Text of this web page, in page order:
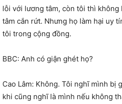
lỗi với lương tâm, còn tôi thì không
tâm cắn rứt. Nhưng họ làm hại uy
tôi trong cộng đồng.
BBC: Anh có giận ghét họ?
Cao Lâm: Không. Tôi nghĩ mình bị
khi cũng nghĩ là mình nếu không